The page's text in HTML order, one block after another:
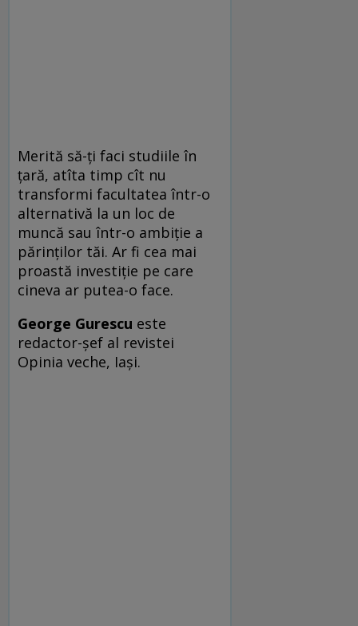
Merită să-ţi faci studiile în
ţară, atîta timp cît nu
transformi facultatea într-o
alternativă la un loc de
muncă sau într-o ambiţie a
părinţilor tăi. Ar fi cea mai
proastă investiţie pe care
cineva ar putea-o face.
George Gurescu este
redactor-şef al revistei
Opinia veche, Iaşi.